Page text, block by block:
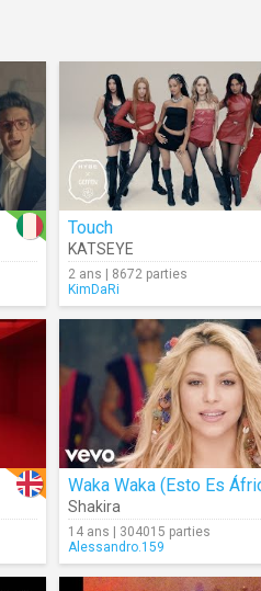
Touch
KATSEYE
2 ans | 8672 parties
KimDaRi
Waka Waka (Esto Es
Shakira
14 ans | 304015 parties
Alessandro.159